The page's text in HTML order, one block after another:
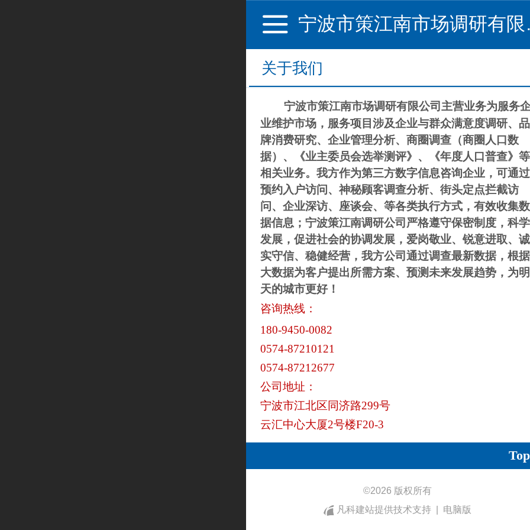
宁
关于我们
宁波市策江南市场调研有限公司主营业务为服务
业维护市场，服务项目涉及企业与群众满意度调研、品
牌消费研究、企业管理分析、商圈调查（商圈人口数
据）、《业主委员会选举测评》、《年度人口普查》等
相关业务。我方作为第三方数字信息咨询企业，可通过
预约入户访问、神秘顾客调查分析、街头定点拦截访
问、企业深访、座谈会、等各类执行方式，有效收集数
据信息；宁波策江南调研公司严格遵守保密制度，科学
发展，促进社会的协调发展，爱岗敬业、锐意进取、诚
实守信、稳健经营，我方公司通过调查最新数据，根据
大数据为客户提出所需方案、预测未来发展趋势，为明
天的城市更好！
咨询热线：
180-9450-0082
0574-87210121
0574-87212677
公司地址：
宁波市江北区同济路299号
云汇中心大厦2号楼F20-3
Top
©2026 版权所有
凡科建站提供技术支持
电脑版